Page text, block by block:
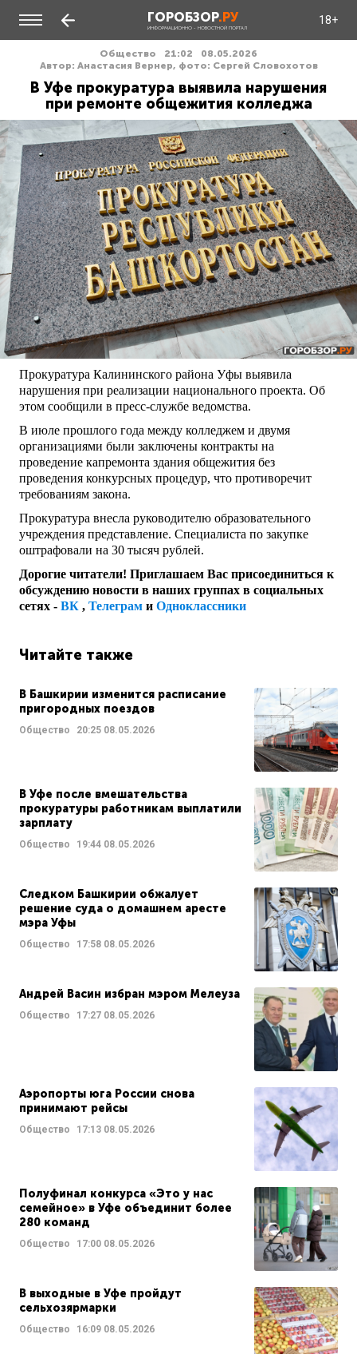
ГОРОБЗОР.РУ
ИНФОРМАЦИОННО - НОВОСТНОЙ ПОРТАЛ
18+
Общество 21:02
08.05.2026
Автор: Анастасия Вернер, фото: Сергей Словохотов
В Уфе прокуратура выявила нарушения
при ремонте общежития колледжа
Прокуратура Калининского района Уфы выявила
нарушения при реализации национального проекта. Об
этом сообщили в пресс-службе ведомства.
В июле прошлого года между колледжем и двумя
организациями были заключены контракты на
проведение капремонта здания общежития без
проведения конкурсных процедур, что противоречит
требованиям закона.
Прокуратура внесла руководителю образовательного
учреждения представление. Специалиста по закупке
оштрафовали на 30 тысяч рублей.
Дорогие читатели! Приглашаем Вас присоединиться к
обсуждению новости в наших группах в социальных
сетях - ВК , Телеграм и Одноклассники
Читайте также
В Башкирии изменится расписание
пригородных поездов
Общество 20:25 08.05.2026
В Уфе после вмешательства
прокуратуры работникам выплатили
зарплату
Общество 19:44 08.05.2026
Следком Башкирии обжалует
решение суда о домашнем аресте
мэра Уфы
Общество 17:58 08.05.2026
Андрей Васин избран мэром Мелеуза
Общество 17:27 08.05.2026
Аэропорты юга России снова
принимают рейсы
Общество 17:13 08.05.2026
Полуфинал конкурса «Это у нас
семейное» в Уфе объединит более
280 команд
Общество 17:00 08.05.2026
В выходные в Уфе пройдут
сельхозярмарки
Общество 16:09 08.05.2026